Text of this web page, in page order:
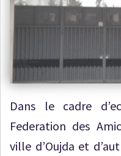
Dans le cadre
Federation des
ville d’Oujda et